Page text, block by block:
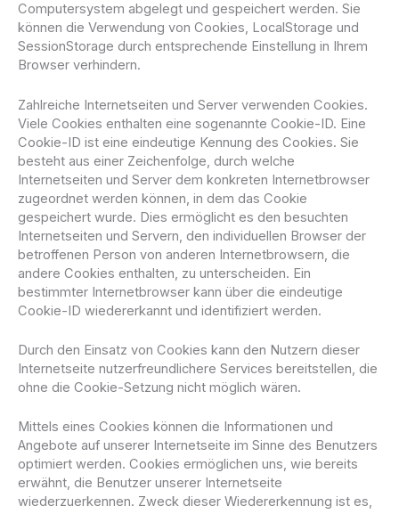
Computersystem abgelegt und gespeichert werden. Sie
können die Verwendung von Cookies, LocalStorage und
SessionStorage durch entsprechende Einstellung in Ihrem
Browser verhindern.
Zahlreiche Internetseiten und Server verwenden Cookies.
Viele Cookies enthalten eine sogenannte Cookie-ID. Eine
Cookie-ID ist eine eindeutige Kennung des Cookies. Sie
besteht aus einer Zeichenfolge, durch welche
Internetseiten und Server dem konkreten Internetbrowser
zugeordnet werden können, in dem das Cookie
gespeichert wurde. Dies ermöglicht es den besuchten
Internetseiten und Servern, den individuellen Browser der
betroffenen Person von anderen Internetbrowsern, die
andere Cookies enthalten, zu unterscheiden. Ein
bestimmter Internetbrowser kann über die eindeutige
Cookie-ID wiedererkannt und identifiziert werden.
Durch den Einsatz von Cookies kann den Nutzern dieser
Internetseite nutzerfreundlichere Services bereitstellen, die
ohne die Cookie-Setzung nicht möglich wären.
Mittels eines Cookies können die Informationen und
Angebote auf unserer Internetseite im Sinne des Benutzers
optimiert werden. Cookies ermöglichen uns, wie bereits
erwähnt, die Benutzer unserer Internetseite
wiederzuerkennen. Zweck dieser Wiedererkennung ist es,